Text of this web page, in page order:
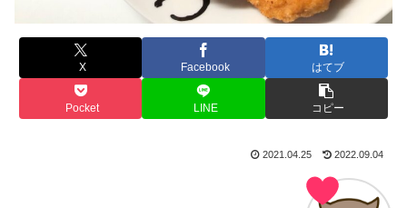
X Facebook はてブ
Pocket LINE コピー
2021.04.25 2022.09.04